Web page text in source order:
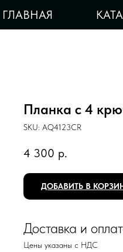
ГЛАВНАЯ
Планка с 4
SKU: AQ4123CR
4 300 р.
ДОБАВИТЬ В
Доставка и
Цены указаны с НДС